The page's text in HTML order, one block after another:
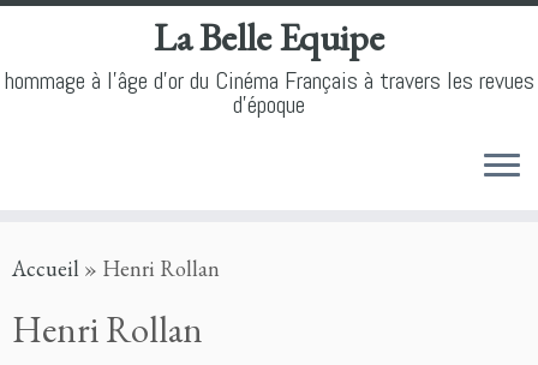
to
La Belle Equipe
hommage à l'âge d'or du Cinéma Français à travers les revues
d'époque
Accueil » Henri Rollan
Henri Rollan